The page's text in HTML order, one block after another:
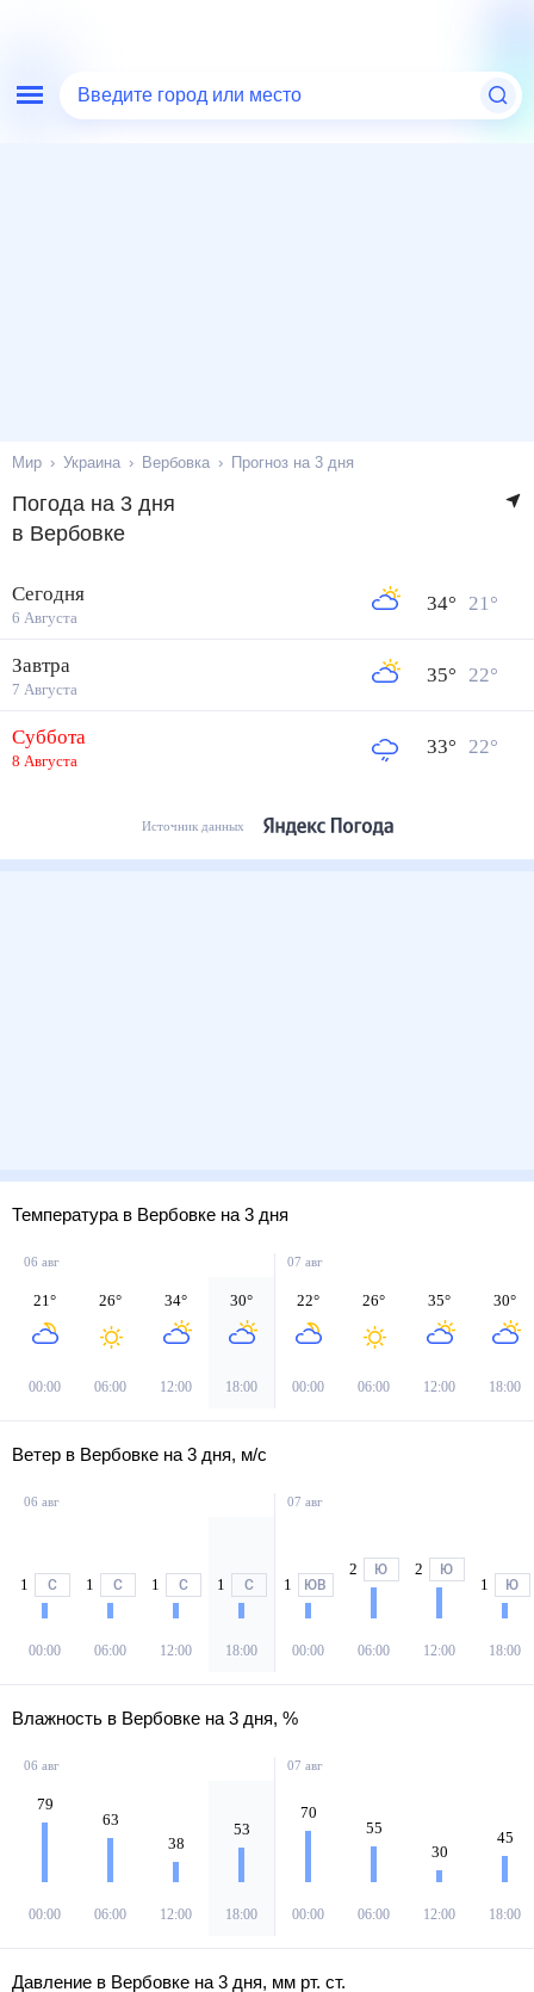
Введите город или место
Мир Украина Вербовка Прогноз на 3 дня
Погода на 3 дня
в Вербовке
Сегодня
6 Августа
34° 21°
Завтра
7 Августа
35° 22°
Суббота
8 Августа
33° 22°
Источник данных
Температура в Вербовке на 3 дня
06 авг
21°
00:00
26°
06:00
34°
12:00
30°
18:00
07 авг
22°
00:00
26°
06:00
35°
12:00
30°
18:00
Ветер в Вербовке на 3 дня, м/с
06 авг
1 С
00:00
1 С
06:00
1 С
12:00
1 С
18:00
07 авг
1 ЮВ
00:00
2 Ю
06:00
2 Ю
12:00
1 Ю
18:00
Влажность в Вербовке на 3 дня, %
06 авг
79
00:00
63
06:00
38
12:00
53
18:00
07 авг
70
00:00
55
06:00
30
12:00
45
18:00
Давление в Вербовке на 3 дня, мм рт. ст.